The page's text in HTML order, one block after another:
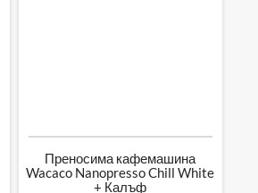
Преносима кафемашина
Wacaco Nanopresso Chill White
+ Калъф